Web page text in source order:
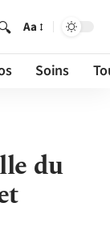
Aa
Soins
du